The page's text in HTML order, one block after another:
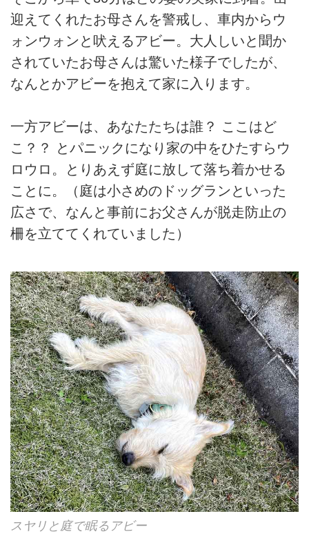
迎えてくれたお母さんを警戒し、車内からウ
ォンウォンと吠えるアビー。大人しいと聞か
されていたお母さんは驚いた様子でしたが、
なんとかアビーを抱えて家に入ります。
一方アビーは、あなたたちは誰？ ここはど
こ？？ とパニックになり家の中をひたすらウ
ロウロ。とりあえず庭に放して落ち着かせる
ことに。（庭は小さめのドッグランといった
広さで、なんと事前にお父さんが脱走防止の
柵を立ててくれていました）
スヤリと庭で眠るアビー